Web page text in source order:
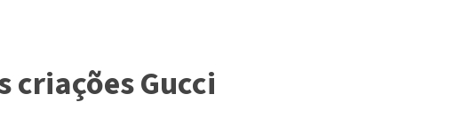
criações Gucci